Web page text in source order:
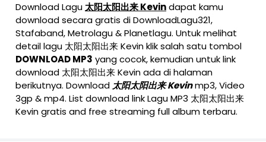
Download Lagu 太阳太阳出来 Kevindapat kamu
download secara gratis di DownloadLagu321,
Stafaband, Metrolagu & Planetlagu. Untuk melihat
detail lagu 太阳太阳出来 Kevin klik salah satu tombol
DOWNLOAD MP3 yang cocok, kemudian untuk link
download 太阳太阳出来 Kevin ada di halaman
berikutnya. Download 太阳太阳出来 Kevinmp3, Video
3gp & mp4. List download link Lagu MP3 太阳太阳出来
Kevin gratis and free streaming full album terbaru.